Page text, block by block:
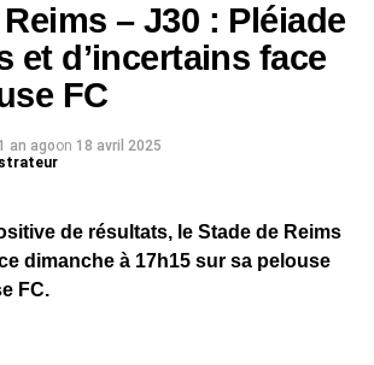
– J30 : Pléiade
et d’incertains face
FC
an agoon 18 avril 2025
de résultats, le Stade de Reims
dimanche à 17h15 sur sa pelouse
FC.